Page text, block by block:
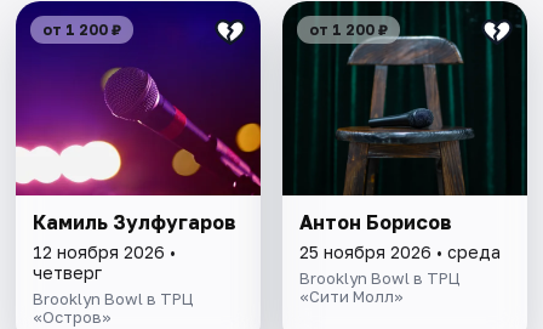
от 1 200 ₽
Камиль Зулфугаров
12 ноября 2026 •
четверг
Brooklyn Bowl в ТРЦ
«Остров»
от 1 200 ₽
Антон Борисов
25 ноября 2026 • среда
Brooklyn Bowl в ТРЦ
«Сити Молл»